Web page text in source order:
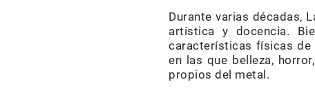
Durante varias décadas,
artística y docencia.
características físicas de
en las que belleza,
propios del metal.